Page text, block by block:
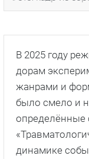
В 2025 году
дорам
жанрами и
было смело и
определённые
динамике